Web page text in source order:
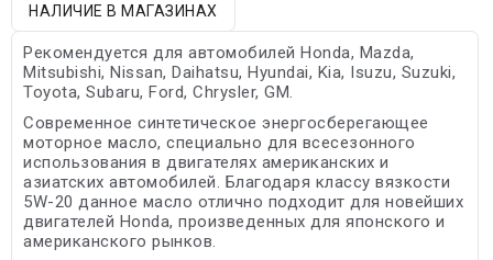
НАЛИЧИЕ В МАГАЗИНАХ
Рекомендуется для автомобилей Honda, Mazda,
Mitsubishi, Nissan, Daihatsu, Hyundai, Kia, Isuzu, Suzuki,
Toyota, Subaru, Ford, Chrysler, GM.
Современное синтетическое энергосберегающее
моторное масло, специально для всесезонного
использования в двигателях американских и
азиатских автомобилей. Благодаря классу вязкости
5W-20 данное масло отлично подходит для новейших
двигателей Honda, произведенных для японского и
американского рынков.